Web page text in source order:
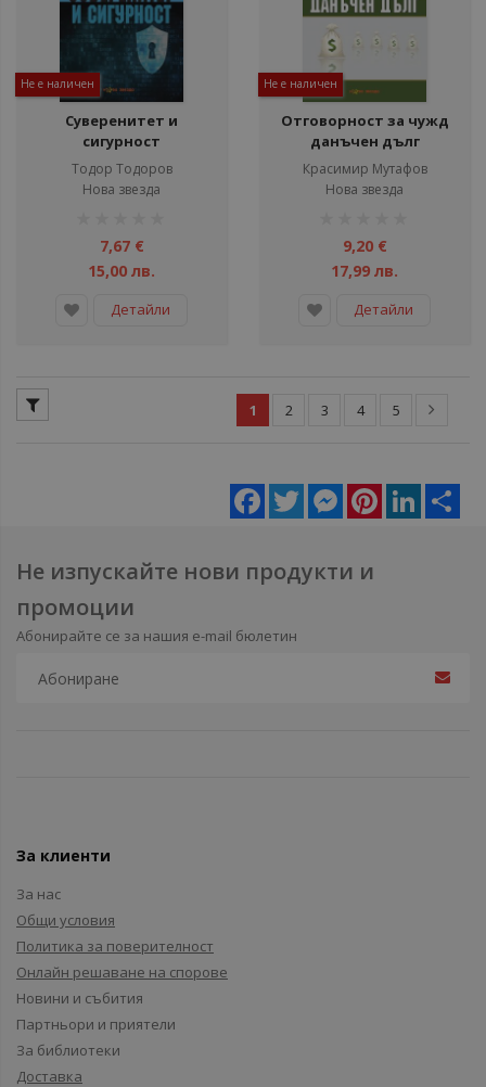
Не е наличен
Суверенитет и
сигурност
Тодор Тодоров
Нова звезда
7,67 €
15,00 лв.
Детайли
Не е наличен
Отговорност за чужд
данъчен дълг
Красимир Мутафов
Нова звезда
9,20 €
17,99 лв.
Детайли
1 2 3 4 5
Facebook
Twitter MessengerPinterestLinkedIn
Не изпускайте нови продукти и
промоции
Абонирайте се за нашия e-mail бюлетин
За клиенти
За нас
Общи условия
Политика за поверителност
Онлайн решаване на спорове
Новини и събития
Партньори и приятели
За библиотеки
Доставка